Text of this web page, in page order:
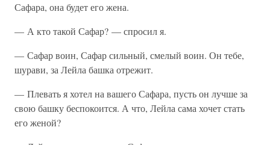
Сафара, она будет его жена.
— А кто такой Сафар? — спросил я.
— Сафар воин, Сафар сильный, смелый воин. Он тебе,
шурави, за Лейла башка отрежит.
— Плевать я хотел на вашего Сафара, пусть он лучше за
свою башку беспокоится. А что, Лейла сама хочет стать
его женой?